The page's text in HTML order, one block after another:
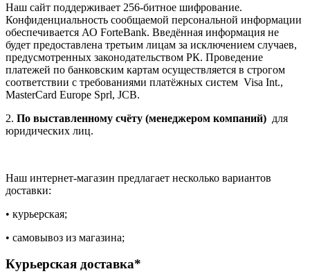
Наш сайт поддерживает 256-битное шифрование.
Конфиденциальность сообщаемой персональной информации
обеспечивается АО ForteBank. Введённая информация не
будет предоставлена третьим лицам за исключением случаев,
предусмотренных законодательством РК. Проведение
платежей по банковским картам осуществляется в строгом
соответствии с требованиями платёжных систем Visa Int.,
MasterCard Europe Sprl, JCB.
2. По выставленному счёту (менеджером компаний) для
юридических лиц.
Наш интернет-магазин предлагает несколько вариантов
доставки:
• курьерская;
• самовывоз из магазина;
Курьерская доставка*